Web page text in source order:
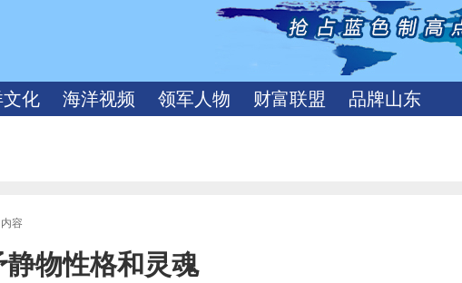
化 海洋视频 领军人物 财富联盟 品牌山东
容
物性格和灵魂